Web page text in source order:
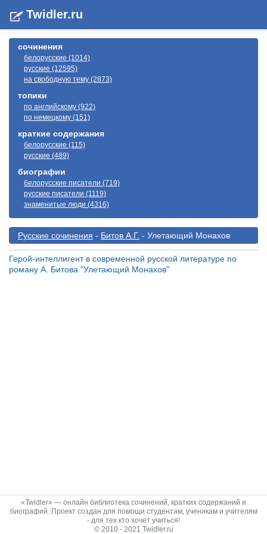
Twidler.ru
сочинения
белорусские (1014)
русские (12595)
на свободную тему (2873)
топики
по английскому (922)
по немецкому (151)
краткие содержания
белорусские (115)
русские (489)
биографии
белорусские писатели (719)
русские писатели (1119)
знаменитые люди (4316)
Русские сочинения - Битов А.Г. - Улетающий Монахов
Герой-интеллигент в современной русской литературе по
роману А. Битова "Улетающий Монахов"
«Twidler» — онлайн библиотека сочинений, кратких содержаний и
биографий. Проект создан для помощи студентам, ученикам и учителям
- для тех кто хочет учиться!
© 2010 - 2021 Twidler.ru